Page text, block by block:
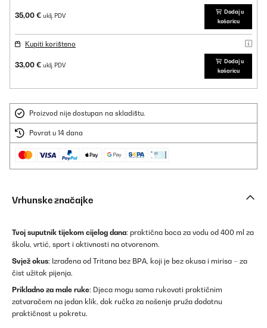
35,00 € uklj. PDV
Dodaj u
košaricu
Kupiti korišteno
33,00 € uklj. PDV
Dodaj u
košaricu
Proizvod nije dostupan na skladištu.
Povrat u 14 dana
Vrhunske značajke
Tvoj suputnik tijekom cijelog dana: praktična boca za vodu od 400 ml za
školu, vrtić, sport i aktivnosti na otvorenom.
Svjež okus: Izrađena od Tritana bez BPA, koji je bez okusa i mirisa – za
čist užitak pijenja.
Prikladno za male ruke: Djeca mogu sama rukovati praktičnim
zatvaračem na jedan klik, dok ručka za nošenje pruža dodatnu
praktičnost u pokretu.